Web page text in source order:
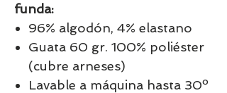
funda:
96% algodón, 4% elastano
Guata 60 gr. 100% poliéster
(cubre arneses)
Lavable a máquina hasta 30º